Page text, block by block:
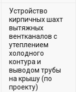
Устройство
кирпичных шахт
вытяжных
вентканалов с
утеплением
холодного
контура и
выводом трубы
на крышу (по
проекту)